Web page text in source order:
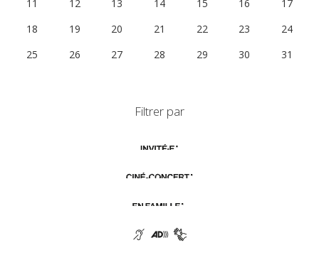
11
12 13 14 15 16
17
18
19 20 21 22 23
24
25
26 27 28 29 30 31
Filtrer par